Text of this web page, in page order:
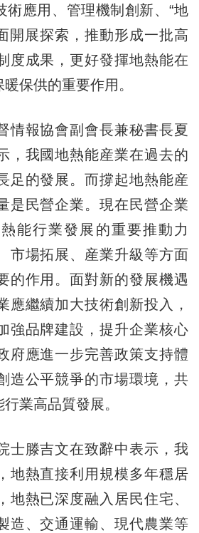
術應用、管理機制創新、“地
開展探索，推動形成一批高
度成果，更好發揮地熱能在
保供的重要作用。
報協會副會長兼秘書長夏
，我國地熱能産業在過去的
足的發展。而撐起地熱能産
是民營企業。現在民營企業
能行業發展的重要推動力
市場拓展、産業升級等方面
的作用。面對新的發展機遇
應繼續加大技術創新投入，
強品牌建設，提升企業核心
府應進一步完善政策支持體
造公平競爭的市場環境，共
業高品質發展。
滕吉文在致辭中表示，我
地熱直接利用規模多年穩居
地熱已深度融入居民住宅、
造、交通運輸、現代農業等